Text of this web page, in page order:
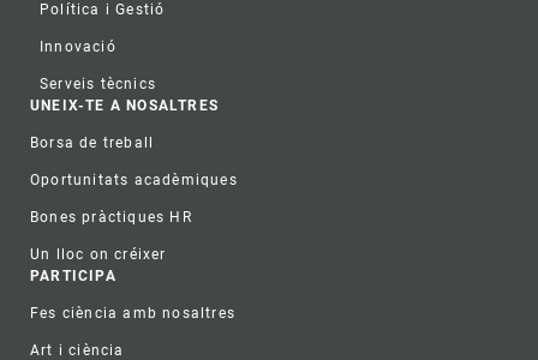
Política i Gestió
Innovació
Serveis tècnics
UNEIX-TE A NOSALTRES
Borsa de treball
Oportunitats acadèmiques
Bones pràctiques HR
Un lloc on créixer
PARTICIPA
Fes ciència amb nosaltres
Art i ciència